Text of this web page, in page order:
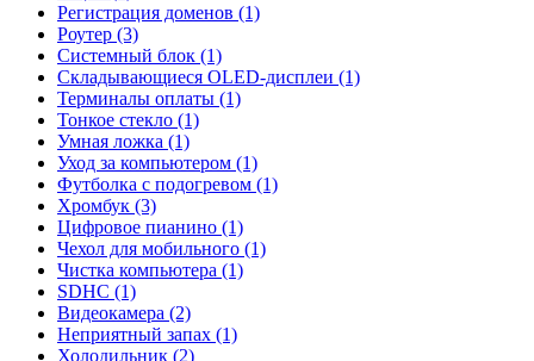
Регистрация доменов (1)
Роутер (3)
Системный блок (1)
Складывающиеся OLED-дисплеи (1)
Терминалы оплаты (1)
Тонкое стекло (1)
Умная ложка (1)
Уход за компьютером (1)
Футболка с подогревом (1)
Хромбук (3)
Цифровое пианино (1)
Чехол для мобильного (1)
Чистка компьютера (1)
SDHC (1)
Видеокамера (2)
Неприятный запах (1)
Холодильник (2)